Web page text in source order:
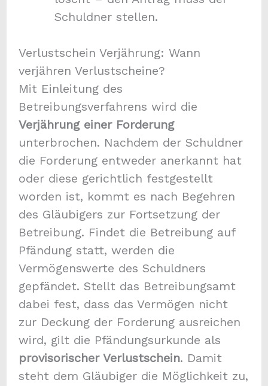
Schuldner stellen.
Verlustschein Verjährung: Wann
verjähren Verlustscheine?
Mit Einleitung des
Betreibungsverfahrens wird die
Verjährung einer Forderung
unterbrochen. Nachdem der Schuldner
die Forderung entweder anerkannt hat
oder diese gerichtlich festgestellt
worden ist, kommt es nach Begehren
des Gläubigers zur Fortsetzung der
Betreibung. Findet die Betreibung auf
Pfändung statt, werden die
Vermögenswerte des Schuldners
gepfändet. Stellt das Betreibungsamt
dabei fest, dass das Vermögen nicht
zur Deckung der Forderung ausreichen
wird, gilt die Pfändungsurkunde als
provisorischer Verlustschein. Damit
steht dem Gläubiger die Möglichkeit zu,